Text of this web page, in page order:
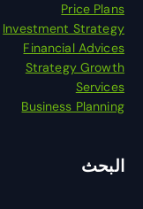
Price Plans
Investment Strategy
Financial Advices
Strategy Growth
Services
Business Planning
البحث